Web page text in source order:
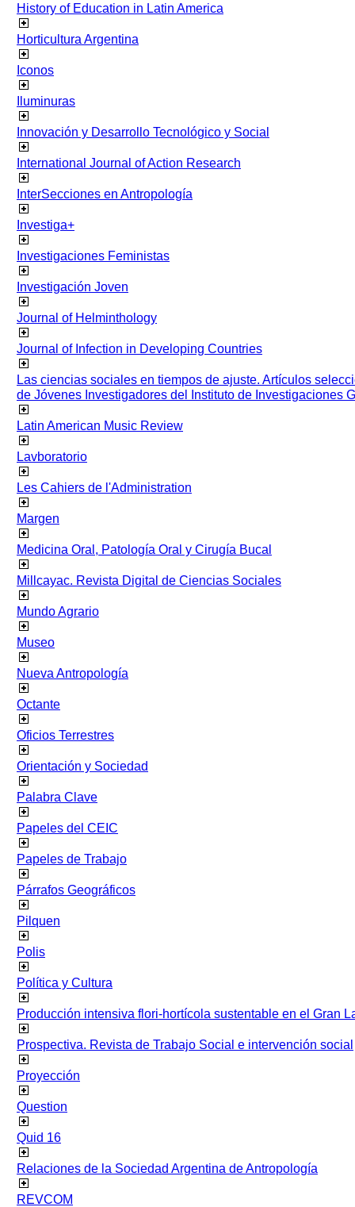
History of Education in Latin America
Horticultura Argentina
Iconos
Iluminuras
Innovación y Desarrollo Tecnológico y Social
International Journal of Action Research
InterSecciones en Antropología
Investiga+
Investigaciones Feministas
Investigación Joven
Journal of Helminthology
Journal of Infection in Developing Countries
Las ciencias sociales en tiempos de ajuste. Artículos
de Jóvenes Investigadores del Instituto de Investigaciones
Latin American Music Review
Lavboratorio
Les Cahiers de l'Administration
Margen
Medicina Oral, Patología Oral y Cirugía Bucal
Millcayac. Revista Digital de Ciencias Sociales
Mundo Agrario
Museo
Nueva Antropología
Octante
Oficios Terrestres
Orientación y Sociedad
Palabra Clave
Papeles del CEIC
Papeles de Trabajo
Párrafos Geográficos
Pilquen
Polis
Política y Cultura
Producción intensiva flori-hortícola sustentable en el Gran
Prospectiva. Revista de Trabajo Social e intervención social
Proyección
Question
Quid 16
Relaciones de la Sociedad Argentina de Antropología
REVCOM